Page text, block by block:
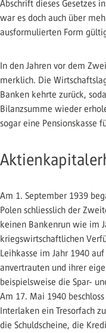
Abschrift dieses Gesetzes
war es doch auch über
ausformulierten Form
In den Jahren vor dem
merklich. Die
Banken kehrte zurück,
Bilanzsumme wieder
sogar eine Pensionskasse
Am 1. September 1939
Polen schliesslich der
keinen Bankenrun wie im
kriegswirtschaftlichen
Leihkasse im Jahr 1940
anvertrauten und ihrer
beispielsweise die Spar-
Am 17. Mai 1940
Interlaken ein Tresorfach
die Schuldscheine, die